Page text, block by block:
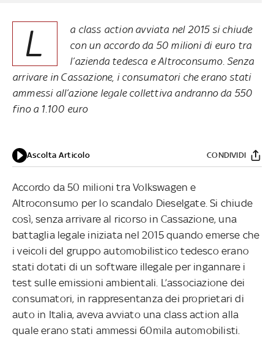
L
a class action avviata nel 2015 si chiude
con un accordo da 50 milioni di euro tra
l’azienda tedesca e Altroconsumo. Senza
arrivare in Cassazione, i consumatori che erano stati
ammessi all’azione legale collettiva andranno da 550
fino a 1.100 euro
Ascolta Articolo CONDIVIDI
Accordo da 50 milioni tra Volkswagen e
Altroconsumo per lo scandalo Dieselgate. Si chiude
così, senza arrivare al ricorso in Cassazione, una
battaglia legale iniziata nel 2015 quando emerse che
i veicoli del gruppo automobilistico tedesco erano
stati dotati di un software illegale per ingannare i
test sulle emissioni ambientali. L’associazione dei
consumatori, in rappresentanza dei proprietari di
auto in Italia, aveva avviato una class action alla
quale erano stati ammessi 60mila automobilisti.